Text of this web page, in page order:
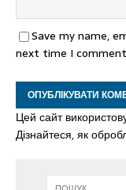
Save my name,
next time I
Цей сайт
Дізнайтеся, як